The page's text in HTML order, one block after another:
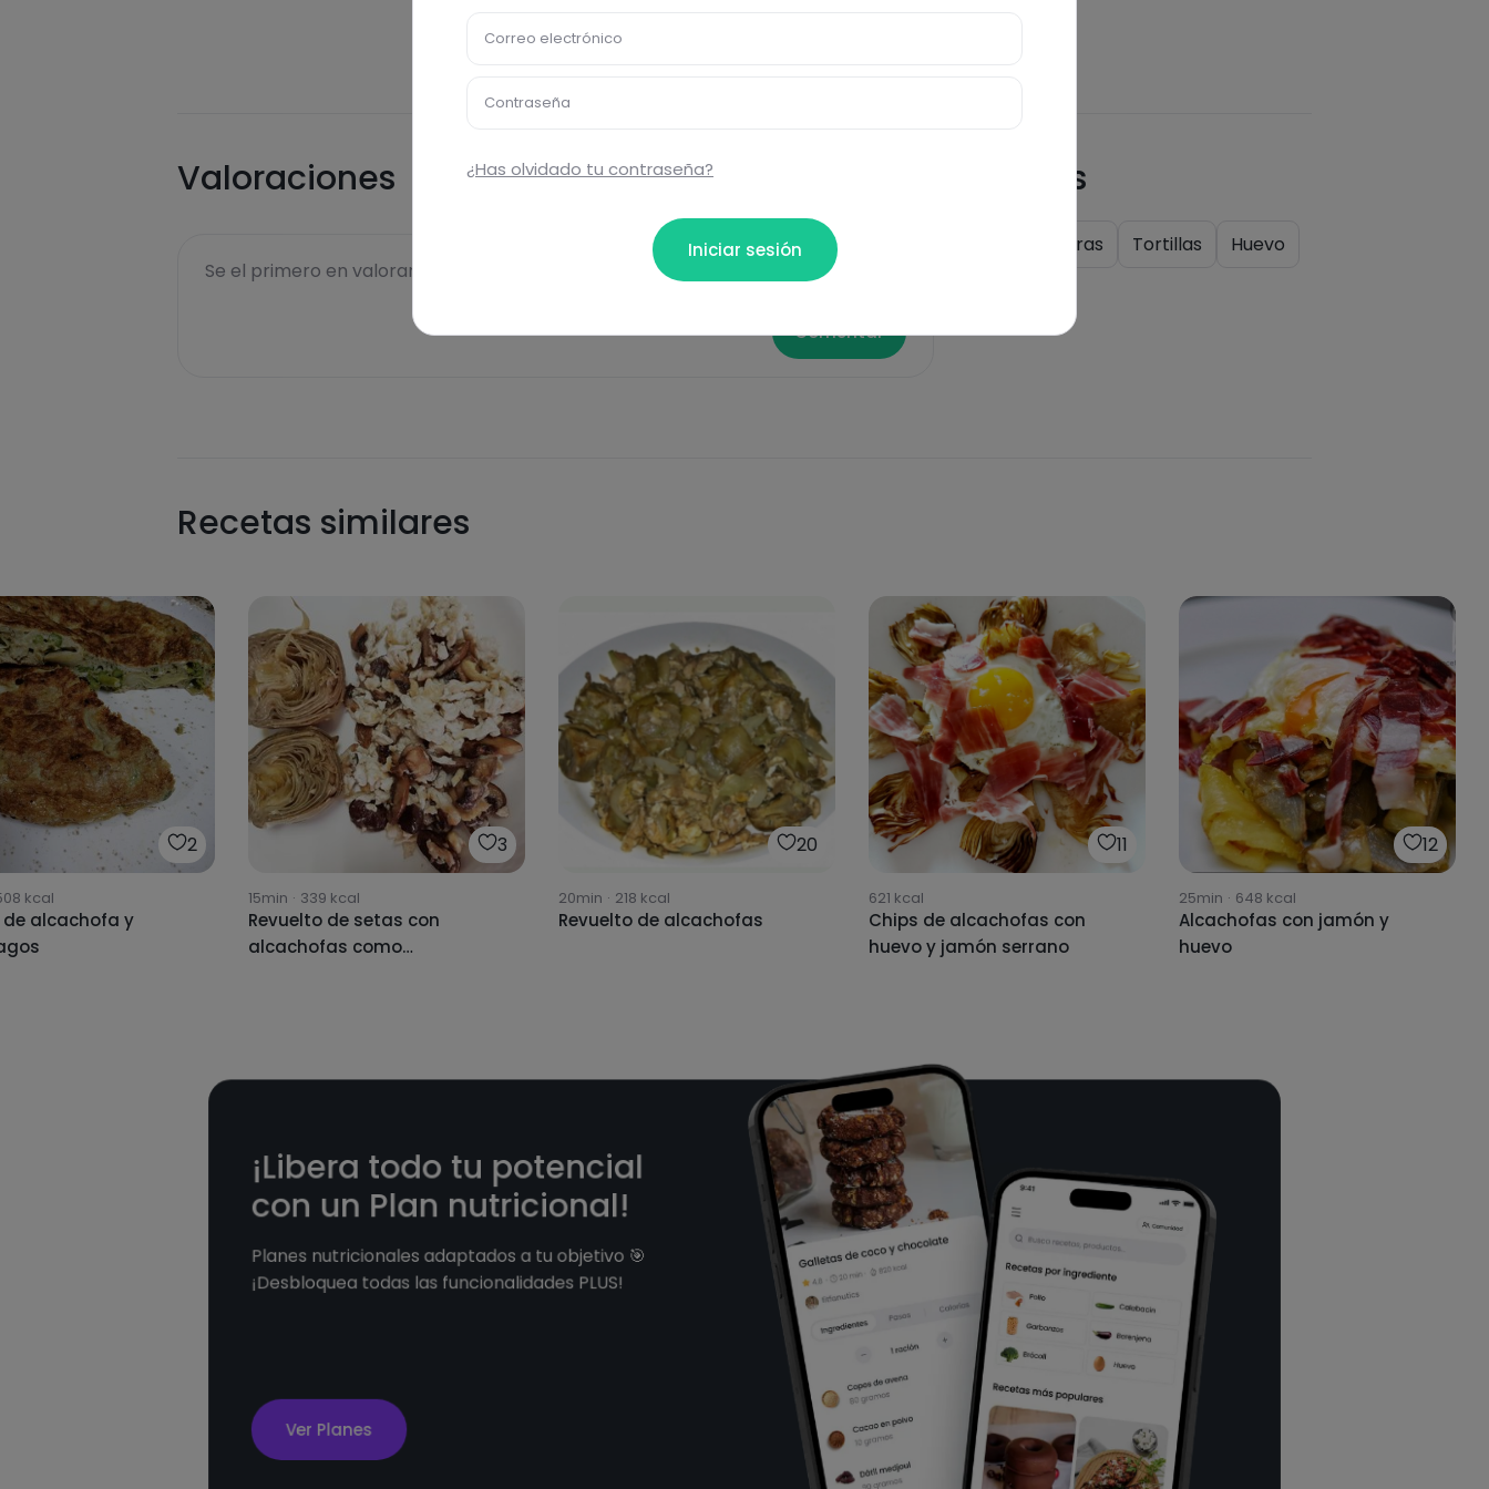
Valoraciones
Se el primero en valorar esta receta...
Comentar
Etiquetas
Verduras Tortillas Huevo
Recetas similares
2
kcal
alcachofa y
3
15min · 339 kcal
Revuelto de setas con
alcachofas como
20
20min · 218 kcal
Revuelto de alcachofas
11
621 kcal
Chips de alcachofas con
huevo y jamón serrano
12
25min · 648 kcal
Alcachofas con jamón y
huevo
¡Libera todo tu potencial
con un Plan nutricional!
Planes nutricionales adaptados a tu objetivo 🎯
¡Desbloquea todas las funcionalidades PLUS!
Ver Planes
Correo electrónico
Contraseña
¿Has olvidado tu contraseña?
Iniciar sesión